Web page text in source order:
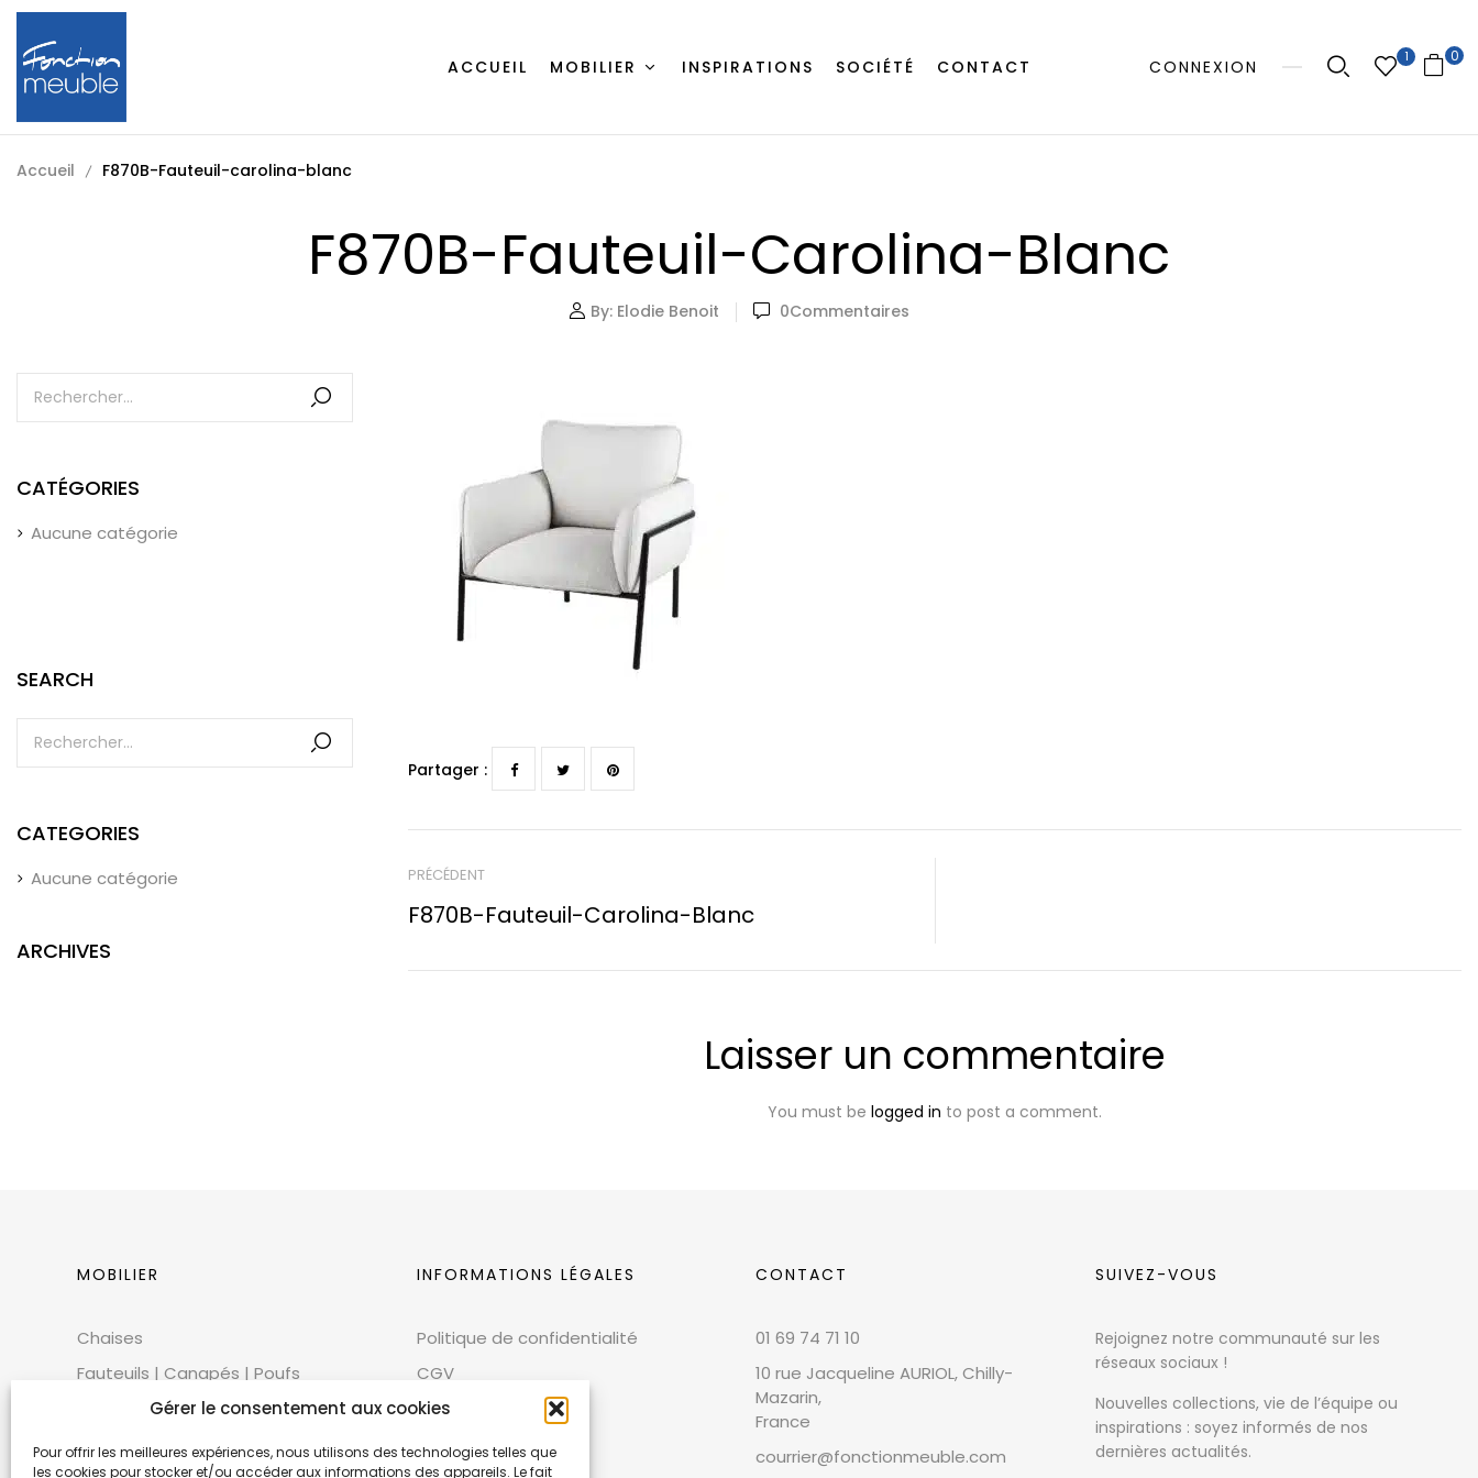
Gérer le consentement aux cookies
Pour offrir les meilleures expériences, nous utilisons des technologies telles que
les cookies pour stocker et/ou accéder aux informations des appareils. Le fait
ACCUEIL MOBILIER INSPIRATIONS SOCIÉTÉ CONTACT CONNEXION
1 0
Accueil F870B-Fauteuil-carolina-blanc
F870B-Fauteuil-Carolina-Blanc
By: Elodie Benoit 0Commentaires
CATÉGORIES
Aucune catégorie
SEARCH
CATEGORIES
Aucune catégorie
ARCHIVES
Partager :
PRÉCÉDENT
F870B-Fauteuil-Carolina-Blanc
Laisser un commentaire
You must be logged in to post a comment.
MOBILIER
Chaises
Fauteuils | Canapés | Poufs
Mobilier extérieur
Tables
INFORMATIONS LÉGALES
Politique de confidentialité
CGV
CGU
Cookies
CONTACT
01 69 74 71 10
10 rue Jacqueline AURIOL, Chilly-
Mazarin,
France
courrier@fonctionmeuble.com
SUIVEZ-VOUS
Rejoignez notre communauté sur les
réseaux sociaux !
Nouvelles collections, vie de l’équipe ou
inspirations : soyez informés de nos
dernières actualités.